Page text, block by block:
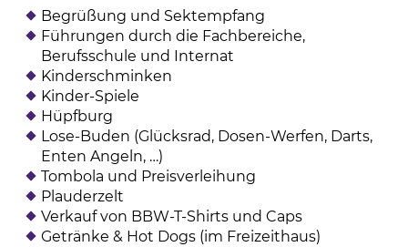
Begrüßung und Sektempfang
Führungen durch die Fachbereiche,
Berufsschule und Internat
Kinderschminken
Kinder-Spiele
Hüpfburg
Lose-Buden (Glücksrad, Dosen-Werfen, Darts,
Enten Angeln, …)
Tombola und Preisverleihung
Plauderzelt
Verkauf von BBW-T-Shirts und Caps
Getränke & Hot Dogs (im Freizeithaus)